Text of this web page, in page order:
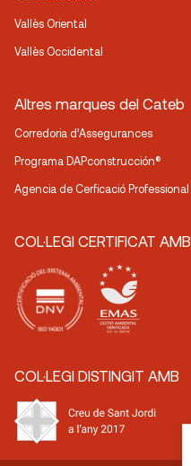
Vallès Oriental
Vallès Occidental
Altres marques del Cateb
Corredoria d’Assegurances
Programa DAPconstrucción®
Agencia de Cerficació Professional
COL·LEGI CERTIFICAT AMB
COL·LEGI DISTINGIT AMB